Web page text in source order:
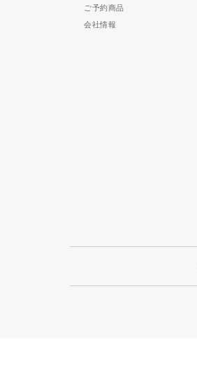
ご予約商品
会社情報